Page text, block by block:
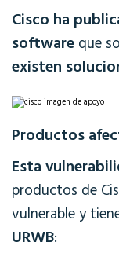
Cisco ha
software que
existen
Productos
Esta
productos de
vulnerable y
URWB: